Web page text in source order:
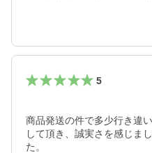
5
商品発送の件で多少行き違
して頂き、誠実さを感じま
た。